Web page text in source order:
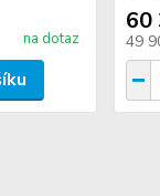
na dotaz
60
49